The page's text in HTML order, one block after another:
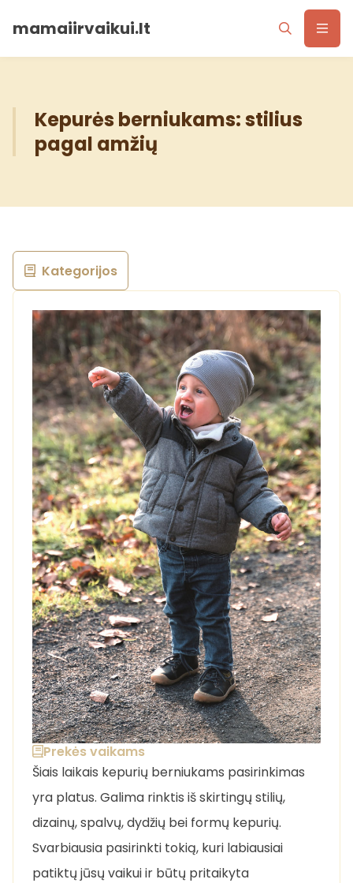
mamaiirvaikui.lt
Kepurės berniukams: stilius
pagal amžių
Prekės vaikams
Šiais laikais kepurių berniukams pasirinkimas
yra platus. Galima rinktis iš skirtingų stilių,
dizainų, spalvų, dydžių bei formų kepurių.
Svarbiausia pasirinkti tokią, kuri labiausiai
patiktų jūsų vaikui ir būtų pritaikyta
Kategorijos